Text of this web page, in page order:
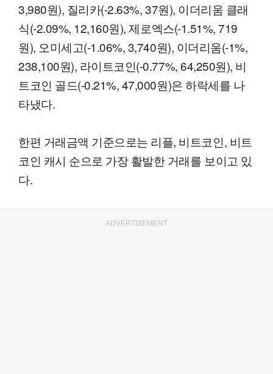
3,980원), 질리카(-2.63%, 37원), 이더리움 클래
식(-2.09%, 12,160원), 제로엑스(-1.51%, 719
원), 오미세고(-1.06%, 3,740원), 이더리움(-1%,
238,100원), 라이트코인(-0.77%, 64,250원), 비
트코인 골드(-0.21%, 47,000원)은 하락세를 나
타냈다.
한편 거래금액 기준으로는 리플, 비트코인, 비트
코인 캐시 순으로 가장 활발한 거래를 보이고 있
다.
ADVERTISEMENT